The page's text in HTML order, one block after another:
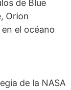
de Blue
Orion
el océano
de la NASA